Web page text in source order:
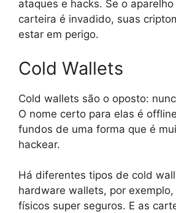
ataques e hacks. Se o
carteira é invadido, suas
estar em perigo.
Cold Wallets
Cold wallets são o oposto:
O nome certo para elas é
fundos de uma forma que é
hackear.
Há diferentes tipos de cold
hardware wallets, por
físicos super seguros. E as